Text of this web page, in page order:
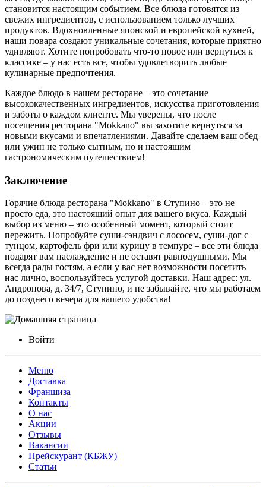
становится настоящим событием. Все блюда готовятся из
свежих ингредиентов, с использованием только лучших
продуктов. Вдохновленные японской и европейской кухней,
наши повара создают уникальные сочетания, которые приятно
удивляют. Хотите попробовать что-то новое или вернуться к
классике – у нас есть все, чтобы удовлетворить любые
кулинарные предпочтения.
Каждое блюдо в нашем ресторане – это сочетание
высококачественных ингредиентов, искусства приготовления
и заботы о каждом клиенте. Мы уверены, что после
посещения ресторана "Mokkano" вы захотите вернуться за
новыми вкусами и впечатлениями. Давайте сделаем ваш обед
или ужин не только сытным, но и настоящим
гастрономическим путешествием!
Заключение
Горячие блюда ресторана "Mokkano" в Ступино – это не
просто еда, это настоящий опыт для вашего вкуса. Каждый
выбор из меню – это особенный момент, который стоит
пережить. Попробуйте суши-сэндвич с лососем, суши-дог с
тунцом, картофель фри или курицу в темпуре – все эти блюда
подарят вам наслаждение и не оставят равнодушными. Мы
всегда рады гостям, а если у вас нет возможности посетить
нас лично, воспользуйтесь услугой доставки. Наш адрес: ул.
Андропова, д. 34/7, Ступино, и не забывайте, что мы работаем
до позднего вечера для вашего удобства!
Войти
Меню
Доставка
Франшиза
Контакты
О нас
Акции
Отзывы
Вакансии
Прейскурант (КБЖУ)
Статьи